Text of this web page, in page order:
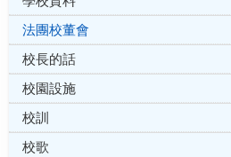
法團校董會
校長的話
校園設施
校訓
校歌